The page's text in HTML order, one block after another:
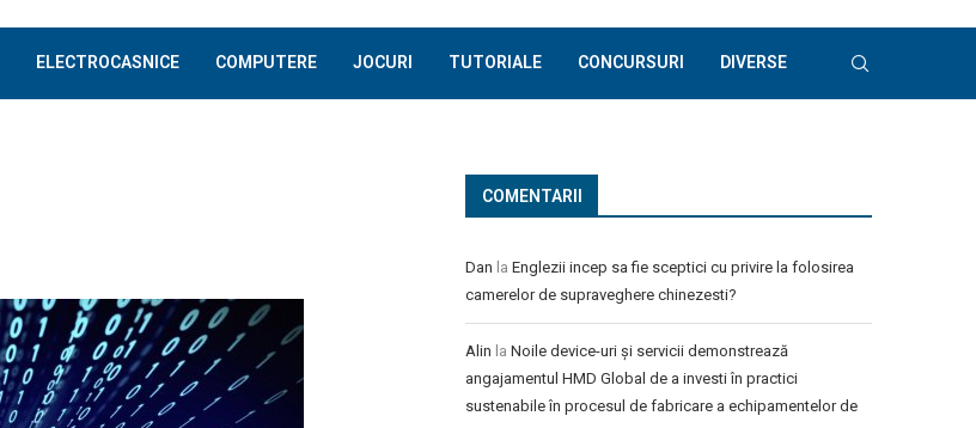
ELECTROCASNICE COMPUTERE JOCURI TUTORIALE CONCURSURI DIVERSE
COMENTARII
Dan la Englezii incep sa fie sceptici cu privire la folosirea
camerelor de supraveghere chinezesti?
Alin la Noile device-uri și servicii demonstrează
angajamentul HMD Global de a investi în practici
sustenabile în procesul de fabricare a echipamentelor de